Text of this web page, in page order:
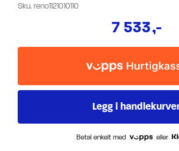
Sku.reno1121010110
7 533,-
Betal enkelt med eller